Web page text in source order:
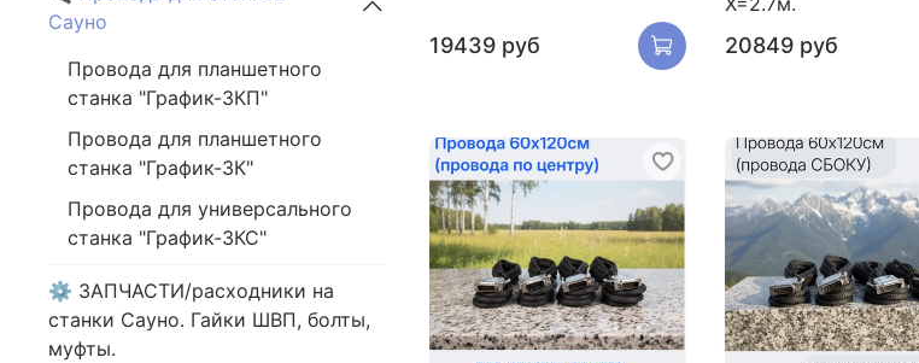
19439 руб 20849 руб
Сауно
Провода для планшетного
станка "График-3КП"
Провода для планшетного
станка "График-3К"
Провода для универсального
станка "График-3КС"
⚙️ ЗАПЧАСТИ/расходники на
станки Сауно. Гайки ШВП, болты,
муфты.